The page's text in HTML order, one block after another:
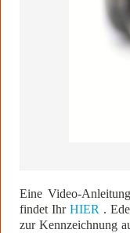
Eine Video-
findet Ihr HIER .
zur Kennzeichnung